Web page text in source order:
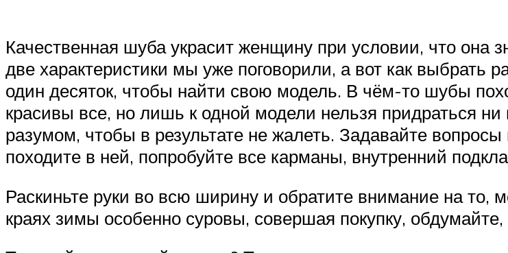
Качественная шуба украсит женщину при условии, что она
две характеристики мы уже поговорили, а вот как
один десяток, чтобы найти свою модель. В чём-то шубы
красивы все, но лишь к одной модели нельзя придраться
разумом, чтобы в результате не жалеть. Задавайте
походите в ней, попробуйте все карманы, внутренний
Раскиньте руки во всю ширину и обратите внимание на
краях зимы особенно суровы, совершая покупку,